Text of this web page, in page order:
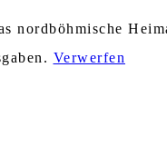
nordböhmische
Verwerfen